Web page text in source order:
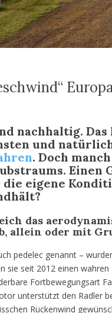
nachhaltig.
und
. Doch
Einen
eigene
das
allein oder mit
pedelec genannt –
sie seit 2012 einen
Fortbewegungsart
unterstützt den Radler
Rückenwind